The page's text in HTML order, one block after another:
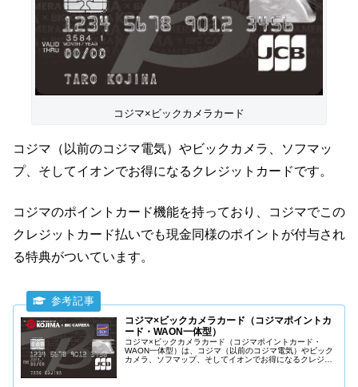
コジマ×ビックカメラカード
コジマ（以前のコジマ電気）やビックカメラ、ソフマッ
プ、そしてイオンでお得になるクレジットカードです。
コジマのポイントカード機能を持っており、コジマでこの
クレジットカード払いでも現金同様のポイントが付与され
る特典がついています。
コジマ×ビックカメラカード（コジマポイントカ
ード・WAON一体型）
コジマ×ビックカメラカード（コジマポイントカード・
WAON一体型）は、コジマ（以前のコジマ電気）やビック
カメラ、ソフマップ、そしてイオンでお得になるクレジッ